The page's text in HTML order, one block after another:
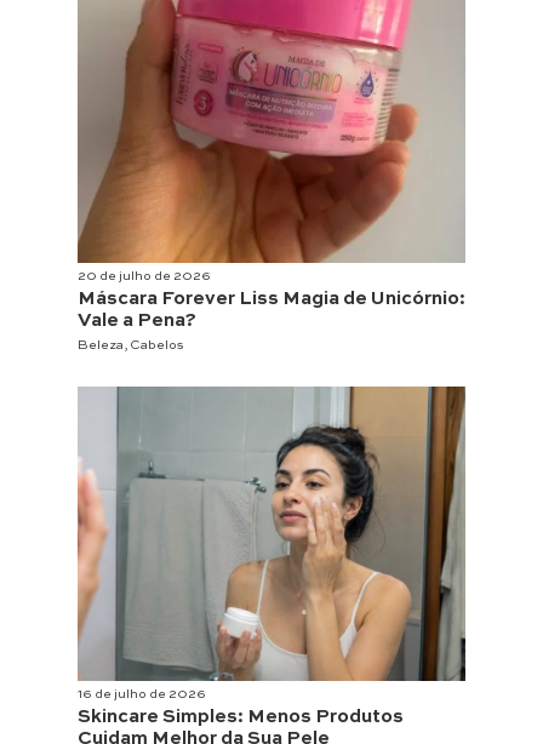
20 de julho de 2026
Máscara Forever Liss Magia de Unicórnio:
Vale a Pena?
Beleza , Cabelos
16 de julho de 2026
Skincare Simples: Menos Produtos
Cuidam Melhor da Sua Pele